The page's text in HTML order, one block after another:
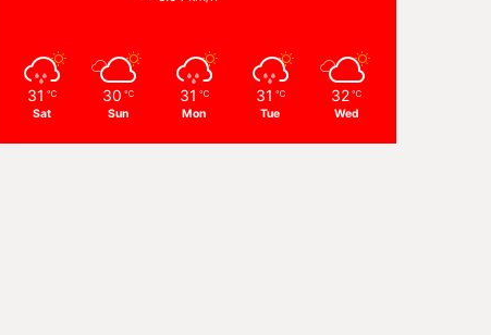
31 ℃
Sat
30 ℃
Sun
31 ℃
Mon
31 ℃
Tue
32 ℃
Wed